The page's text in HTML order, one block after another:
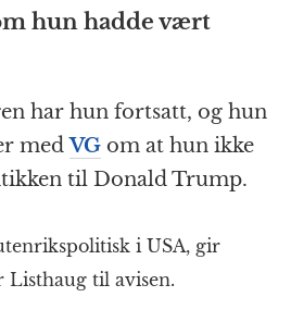
c
at
r
m
hun hadde vært
har hun fortsatt, og hun
medVG om at hun ikke
til Donald Trump.
i USA, gir
til avisen.